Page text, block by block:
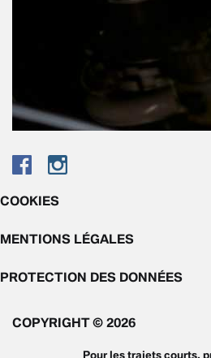
COOKIES
MENTIONS LÉGALES
PROTECTION DES DONNÉES
COPYRIGHT © 2026
Pour les trajets courts,